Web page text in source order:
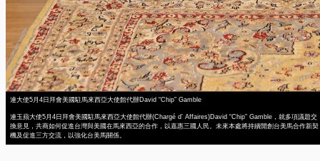
連大使5月4日拜會美國駐馬來西亞大使館代辦David “Chip” Gamble
連玉蘋大使5月4日拜會美國駐馬來西亞大使館代辦(Chargé d’ Affaires)David “Chip” Gamble，就多項議題交
換意見，共商如何促進台灣與美國在馬來西亞的合作，以嘉惠三國人民。未來本處將持續開創台美馬合作新契
機及促進三方交流，以強化台美馬關係。